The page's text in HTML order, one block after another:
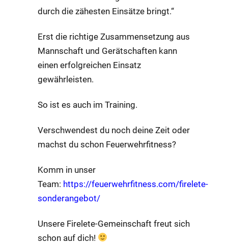
durch die zähesten Einsätze bringt.“
Erst die richtige Zusammensetzung aus
Mannschaft und Gerätschaften kann
einen erfolgreichen Einsatz
gewährleisten.
So ist es auch im Training.
Verschwendest du noch deine Zeit oder
machst du schon Feuerwehrfitness?
Komm in unser
Team: https://feuerwehrfitness.com/firelete-
sonderangebot/
Unsere Firelete-Gemeinschaft freut sich
schon auf dich!